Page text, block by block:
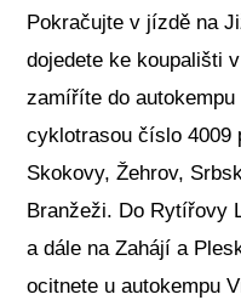
Pokračujte v jízdě na
dojedete ke koupališti
zamíříte do
cyklotrasou číslo 4009
Skokovy, Žehrov,
Branžeži. Do Rytířovy
a dále na Zahájí a
ocitnete u autokempu